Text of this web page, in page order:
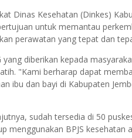
Dinas Kesehatan (Dinkes)
untuk memantau
perawatan yang tepat dan
diberikan kepada
"Kami berharap dapat
ibu dan bayi di Kabupaten
sudah tersedia di 50
menggunakan BPJS